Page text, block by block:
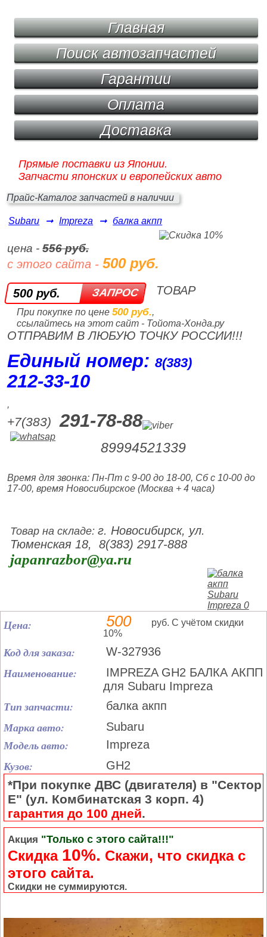
Главная
Поиск автозапчастей
Гарантии
Оплата
Доставка
Прямые поставки из Японии.
Запчасти японских и европейских авто
Прайс-Каталог запчастей в наличии
Subaru ➞ Impreza ➞ балка акпп
цена -556 руб.
с этого сайта -500 руб.
500 руб.
При покупке по цене 500 руб.,
ссылайтесь на этот сайт - Тойота-Хонда.ру
ТОВАР
ОТПРАВИМ В ЛЮБУЮ ТОЧКУ РОССИИ!!!
Единый номер:8(383)
212‑33‑10
,
+7(383) 291-78-88
89994521339
Время для звонка: Пн-Пт с 9-00 до 18-00, Сб с 10-00 до
17-00, время Новосибирское (Москва + 4 часа)
Товар на складе:г. Новосибирск, ул.
Тюменская 18, 8(383) 2917-888
japanrazbor@ya.ru
Цена: 500
руб. С учётом скидки
10%
Код для заказа: W-327936
Наименование:
IMPREZA GH2 БАЛКА АКПП
для Subaru Impreza
Тип запчасти: балка акпп
Марка авто: Subaru
Модель авто: Impreza
Кузов: GH2
*При покупке ДВС (двигателя) в "Сектор
Е" (ул. Комбинатская 3 корп. 4)
гарантия до 100 дней.
Акция "Только с этого сайта!!!"
Скидка 10%. Cкажи, что скидка с
этого сайта.
Скидки не суммируются.